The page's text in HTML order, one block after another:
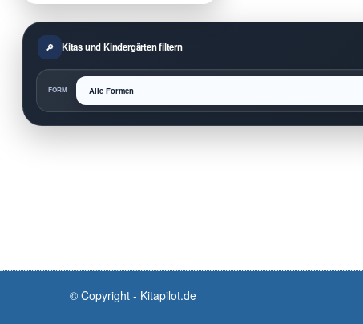
Kitas und Kindergärten filtern
FORM
© Copyright - Kitapilot.de